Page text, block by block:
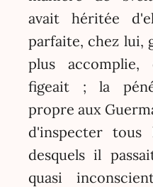
avait héritée
parfaite, chez lui,
plus accomplie,
figeait ; la
propre aux
d'inspecter
desquels il
quasi